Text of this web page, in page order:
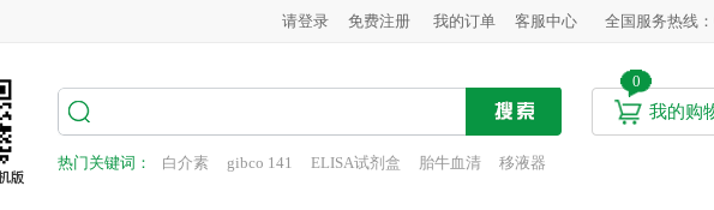
全国服务热线：
请登录 免费注册 我的订单 客服中心
0
我的购
热门关键词： 白介素 gibco 141 ELISA试剂盒 胎牛血清 移液器